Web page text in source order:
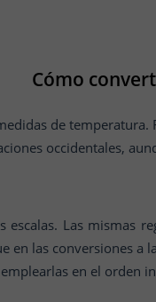
Cómo
de
occidentales,
escalas. Las mismas
en las conversiones
en el orden